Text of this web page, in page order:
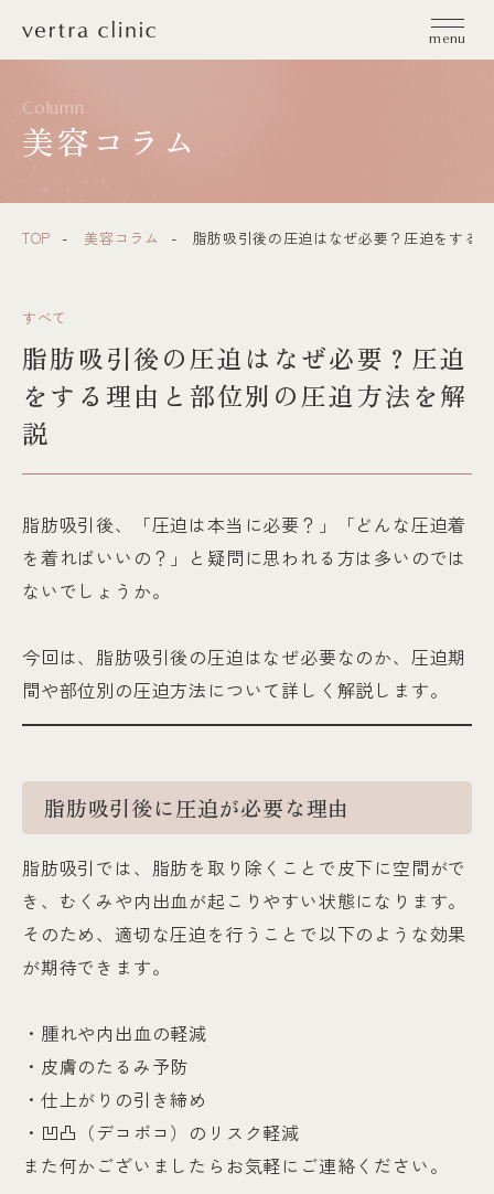
vertra clinic（ヴェルトラクリニック）
menu
Column
美容コラム
TOP 美容コラム 脂肪吸引後の圧迫はなぜ必要？圧迫をする
すべて
脂肪吸引後の圧迫はなぜ必要？圧迫
をする理由と部位別の圧迫方法を解
説
脂肪吸引後、「圧迫は本当に必要？」「どんな圧迫着
を着ればいいの？」と疑問に思われる方は多いのでは
ないでしょうか。
今回は、脂肪吸引後の圧迫はなぜ必要なのか、圧迫期
間や部位別の圧迫方法について詳しく解説します。
脂肪吸引後に圧迫が必要な理由
脂肪吸引では、脂肪を取り除くことで皮下に空間がで
き、むくみや内出血が起こりやすい状態になります。
そのため、適切な圧迫を行うことで以下のような効果
が期待できます。
・腫れや内出血の軽減
・皮膚のたるみ予防
・仕上がりの引き締め
・凹凸（デコボコ）のリスク軽減
また何かございましたらお気軽にご連絡ください。